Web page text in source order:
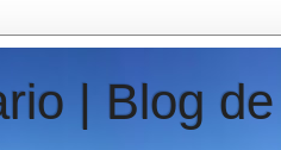
| Blog